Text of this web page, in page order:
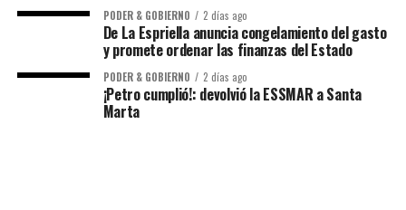
PODER & GOBIERNO 2 días ago
De La Espriella anuncia congelamiento del gasto
y promete ordenar las finanzas del Estado
PODER & GOBIERNO 2 días ago
¡Petro cumplió!: devolvió la ESSMAR a Santa
Marta